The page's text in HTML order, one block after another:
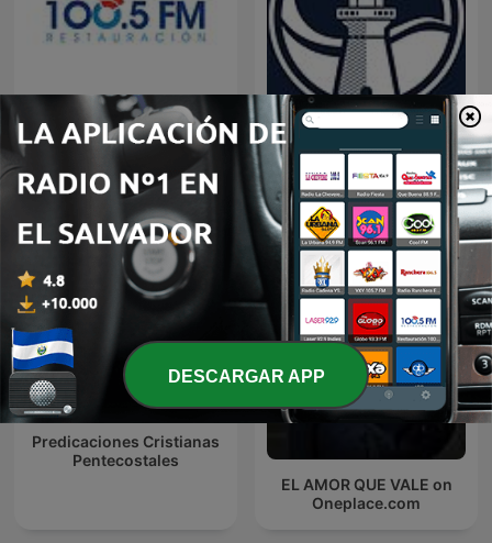
Restauracion Predicaciones Cristianas
Predicaciones Cristianas
Pentecostales
EL AMOR QUE VALE on
Oneplace.com
DESCARGAR APP